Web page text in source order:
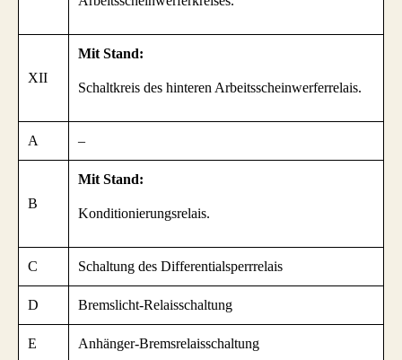
XII
Mit Stand:
Schaltkreis des hinteren Arbeitsscheinwerferrelais.
A –
B
Mit Stand:
Konditionierungsrelais.
C Schaltung des Differentialsperrrelais
D Bremslicht-Relaisschaltung
E Anhänger-Bremsrelaisschaltung